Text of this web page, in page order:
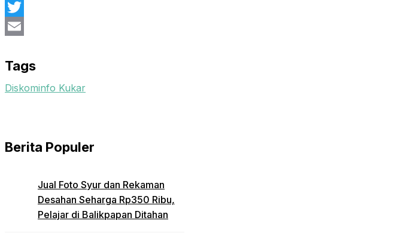
Facebook
Twitter
Tags
Diskominfo Kukar
Berita Populer
Jual Foto Syur dan Rekaman
Desahan Seharga Rp350 Ribu,
Pelajar di Balikpapan Ditahan